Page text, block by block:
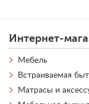
Интернет-
Мебель
Встраиваемая
Матрасы и